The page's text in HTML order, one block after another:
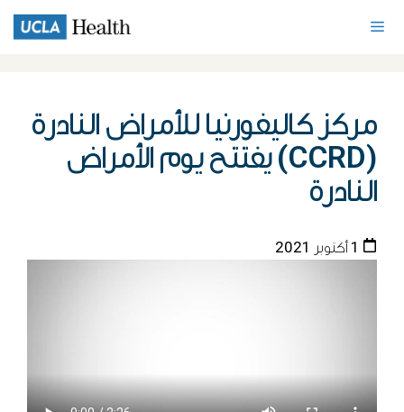
مركز كاليفورنيا للأمراض النادرة
(CCRD) يفتتح يوم الأمراض
النادرة
1 أكتوبر 2021